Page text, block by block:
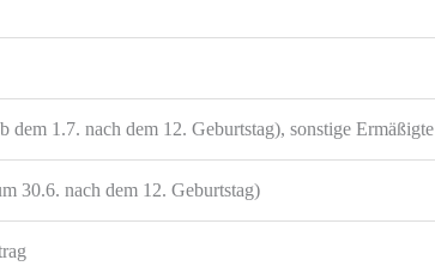
dem 1.7. nach dem 12. Geburtstag), sonstige Ermäßigte
30.6. nach dem 12. Geburtstag)